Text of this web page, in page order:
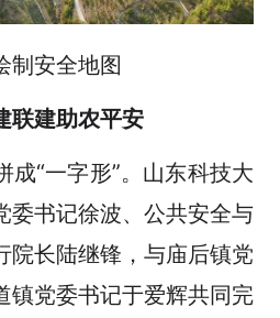
制安全地图
联建助农平安
成“一字形”。山东科技大
委书记徐波、公共安全与
院长陆继锋，与庙后镇党
镇党委书记于爱辉共同完